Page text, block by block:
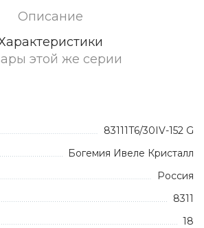
Описание
этой же серии
83111T6/30IV-152 G
Богемия Ивеле Кристалл
Россия
8311
18